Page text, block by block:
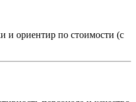
и ориентир по стоимости (с